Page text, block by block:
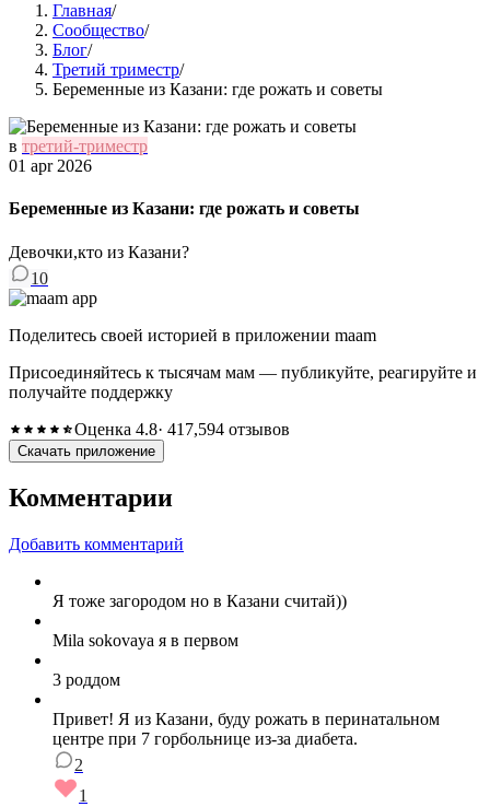
Главная/
Сообщество/
Блог/
Третий триместр/
Беременные из Казани: где рожать и советы
в третий-триместр
01 apr 2026
Беременные из Казани: где рожать и советы
Девочки,кто из Казани?
10
Поделитесь своей историей в приложении maam
Присоединяйтесь к тысячам мам — публикуйте, реагируйте и
получайте поддержку
Оценка 4.8· 417,594 отзывов
Скачать приложение
Комментарии
Добавить комментарий
Я тоже загородом но в Казани считай))
Mila sokovaya я в первом
3 роддом
Привет! Я из Казани, буду рожать в перинатальном
центре при 7 горбольнице из-за диабета.
2
1